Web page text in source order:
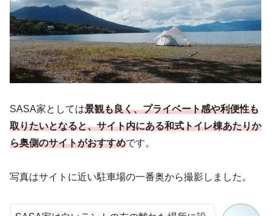
SASA家としては景観も良く、プライベート感や利便性も
取りたいとなると、サイト内にある和式トイレ棟あたりか
ら奥側のサイトがおすすめです。
写真はサイトに近い駐車場の一番奥から撮影しました。